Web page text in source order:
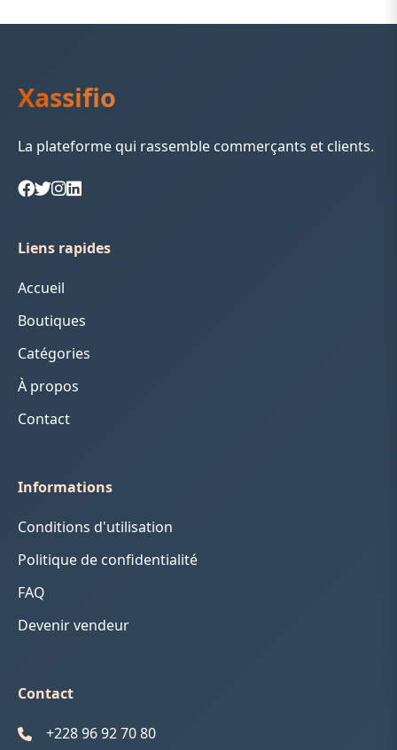
Xassifio
La plateforme qui rassemble commerçants et clients.
Liens rapides
Accueil
Boutiques
Catégories
À propos
Contact
Informations
Conditions d'utilisation
Politique de confidentialité
FAQ
Devenir vendeur
Contact
+228 96 92 70 80